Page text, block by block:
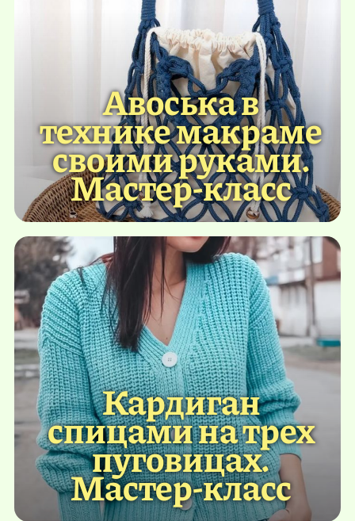
Авоська в
технике макраме
своими руками.
Мастер-класс
Кардиган
спицами на трех
пуговицах.
Мастер-класс